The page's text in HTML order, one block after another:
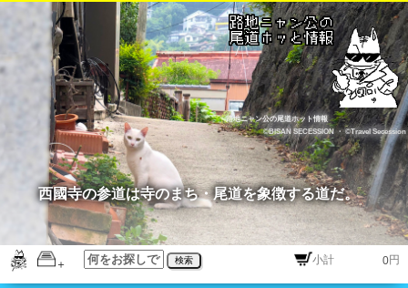
路地ニャン公の尾道ホット情報
©BISAN SECESSION
・©Travel Secession
検索 円
西國寺の参道は寺のまち・尾道を象徴する道だ。